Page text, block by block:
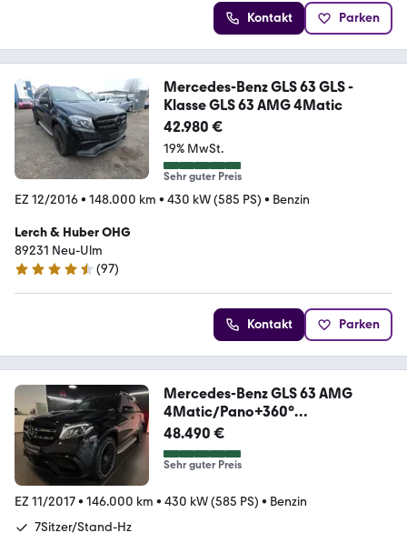
Kontakt Parken
Mercedes-Benz GLS 63 GLS -
Klasse GLS 63 AMG 4Matic
42.980 €
19% MwSt.
Sehr guter Preis
EZ 12/2016• 148.000 km • 430 kW (585 PS) • Benzin
Lerch & Huber OHG
89231 Neu-Ulm
4.3 Sterne
(97)
Kontakt Parken
Mercedes-Benz GLS 63 AMG
4Matic/Pano+360°
+Bang&Olufsen+Carbon
48.490 €
Sehr guter Preis
EZ 11/2017• 146.000 km • 430 kW (585 PS) • Benzin
7Sitzer/Stand-Hz